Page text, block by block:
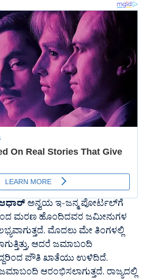
ಅನ್ವಯ ಇ-ಜನ್ಮ ಪೋರ್ಟಲ್‍ಗೆ
ಮರಣ ಹೊಂದಿದವರ ಜಮೀನುಗಳ
ಮೊದಲು ಮೇ ತಿಂಗಳಲ್ಲಿ
ಆದರೆ ಜಮಾಬಂದಿ
ಪೌತಿ ಖಾತೆಯು ಉಳಿದಿದೆ.
ಆರಂಭಿಸಲಾಗುತ್ತದೆ. ರಾಜ್ಯದಲ್ಲಿ